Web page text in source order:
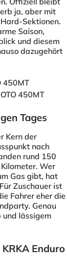
ja, aber mit
Sektionen.
Saison,
und diesem
dazugehört
450MT
Tages
Kern der
nach
rund 150
Wer
Gas gibt, hat
Zuschauer ist
Fahrer eher die
Genau
lässigem
Enduro